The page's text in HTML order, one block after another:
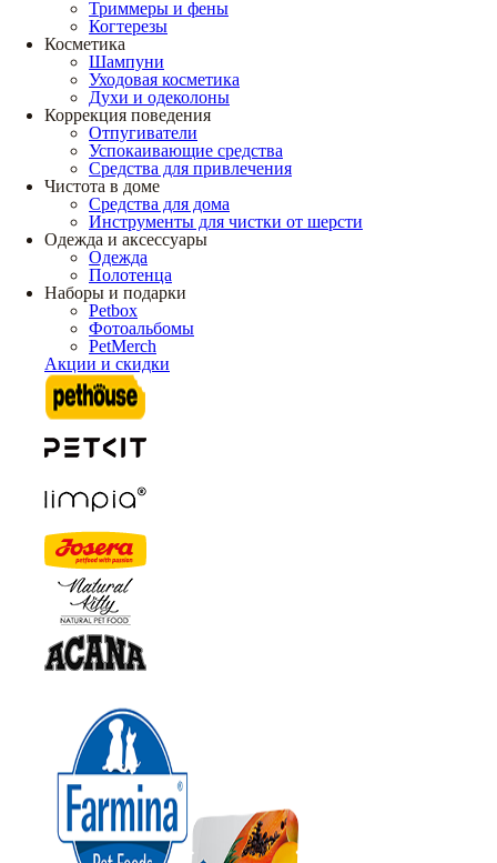
Триммеры и фены
Когтерезы
Косметика
Шампуни
Уходовая косметика
Духи и одеколоны
Коррекция поведения
Отпугиватели
Успокаивающие средства
Средства для привлечения
Чистота в доме
Средства для дома
Инструменты для чистки от шерсти
Одежда и аксессуары
Одежда
Полотенца
Наборы и подарки
Petbox
Фотоальбомы
PetMerch
Акции и скидки